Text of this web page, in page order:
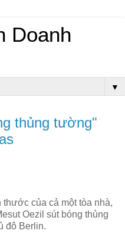
Doanh
▼
thủng tường"
của cả một tòa nhà,
Oezil sút bóng thủng
đô Berlin.